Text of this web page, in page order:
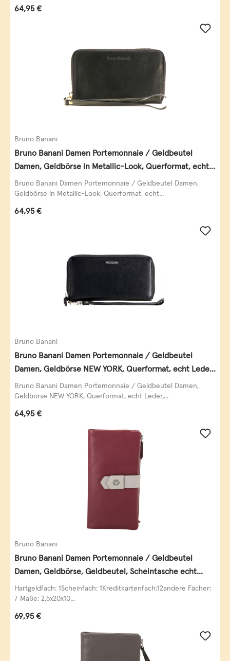
Regulärer Preis:
64,95 €
Bruno Banani
Bruno Banani Damen Portemonnaie / Geldbeutel
Damen, Geldbörse in Metallic-Look, Querformat, echt
Leder, schwarz-gold
Bruno Banani Damen Portemonnaie / Geldbeutel Damen,
Geldbörse in Metallic-Look, Querformat, echt...
Regulärer Preis:
64,95 €
Bruno Banani
Bruno Banani Damen Portemonnaie / Geldbeutel
Damen, Geldbörse NEW YORK, Querformat, echt Leder,
schwarz
Bruno Banani Damen Portemonnaie / Geldbeutel Damen,
Geldbörse NEW YORK, Querformat, echt Leder,...
Regulärer Preis:
64,95 €
Bruno Banani
Bruno Banani Damen Portemonnaie / Geldbeutel
Damen, Geldbörse, Geldbeutel, Scheintasche echt
Leder
Hartgeldfach: 1Scheinfach: 1Kreditkartenfach:12andere Fächer:
7 Maße: 2,5x20x10...
Regulärer Preis:
69,95 €